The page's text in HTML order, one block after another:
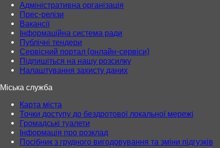
Адміністративна організація
Прес-релізи
Вакансії
Інформаційна система ради
Публічні тендери
Сервісний портал (онлайн-сервіси)
Підпишіться на нашу розсилку
Налаштування захисту даних
Міська служба
Карта міста
Точки доступу до бездротової локальної мережі
Громадські туалети
Інформація про розклад
Посібник з грудного вигодовування та зміни підгузків